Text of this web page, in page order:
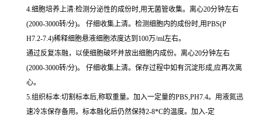
4.细胞培养上清:检测分泌性的成份时,用无菌管收集。离心20分钟左右
(2000-3000转/分)。 仔细收集上清。检测细胞内的成份时,用PBS(P
H7.2-7.4)稀释细胞悬液细胞浓度达到100万/ml左右。
通过反复冻融，以使细胞破坏并放出细胞内成份。离心20分钟左右
(2000-3000转/分)。 仔细收集上清。保存过程中如有沉淀形成,应再次离
心。
5.组织标本:切割标本后,称取重量。加入一定量的PBS,PH7.4。用液氮迅
速冷冻保存备用。标本融化后仍然保持2-8*C的温度。加入-定